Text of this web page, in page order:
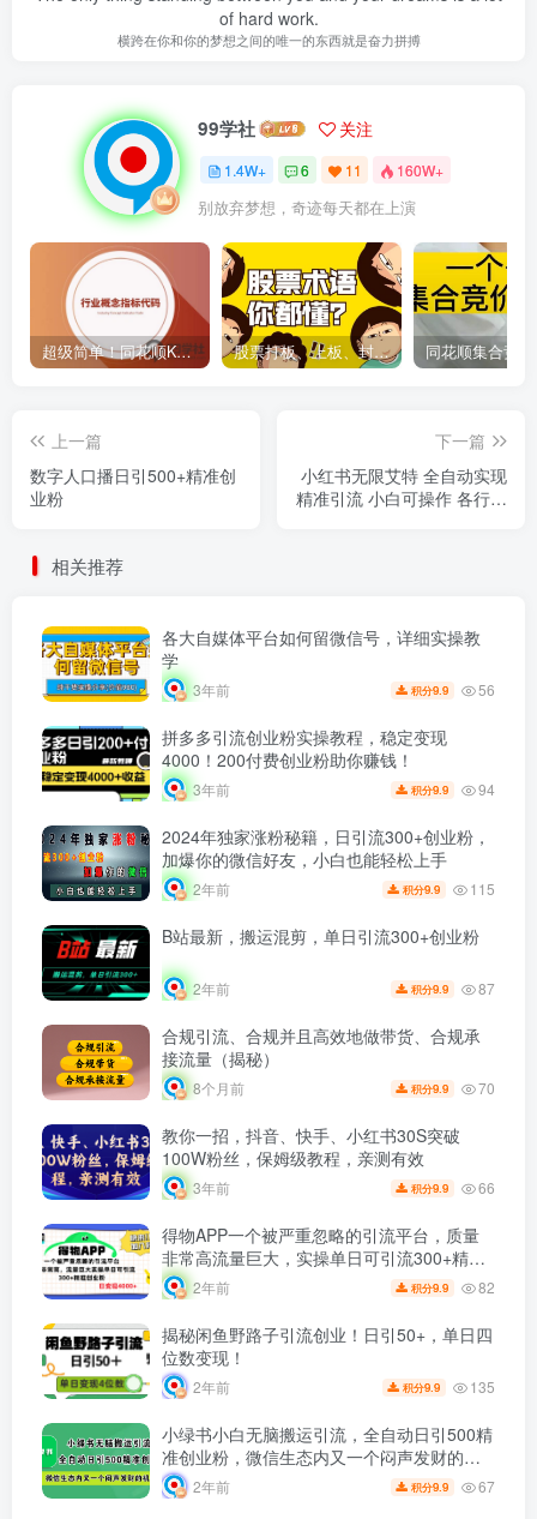
of hard work.
横跨在你和你的梦想之间的唯一的东西就是奋力拼搏
99学社 关注
1.4W+ 6 11 160W+
别放弃梦想，奇迹每天都在上演
超级简单！同花顺K线界面显示行业概念指标代码图解 股票打板、上板、封板、翘板、炸板是什么意思？炒股你必须懂的暗语！
上一篇
数字人口播日引500+精准创
业粉
下一篇
小红书无限艾特 全自动实现
精准引流 小白可操作 各行业
相关推荐
各大自媒体平台如何留微信号，详细实操教
学
3年前 积分9.9 56
拼多多引流创业粉实操教程，稳定变现
4000！200付费创业粉助你赚钱！
3年前 积分9.9 94
2024年独家涨粉秘籍，日引流300+创业粉，
加爆你的微信好友，小白也能轻松上手
2年前 积分9.9 115
B站最新，搬运混剪，单日引流300+创业粉
2年前 积分9.9 87
合规引流、合规并且高效地做带货、合规承
接流量（揭秘）
8个月前 积分9.9 70
教你一招，抖音、快手、小红书30S突破
100W粉丝，保姆级教程，亲测有效
3年前 积分9.9 66
得物APP一个被严重忽略的引流平台，质量
非常高流量巨大，实操单日可引流300+精准
创业粉，日变现4000+
2年前 积分9.9 82
揭秘闲鱼野路子引流创业！日引50+，单日四
位数变现！
2年前 积分9.9 135
小绿书小白无脑搬运引流，全自动日引500精
准创业粉，微信生态内又一个闷声发财的机
会
2年前 积分9.9 67